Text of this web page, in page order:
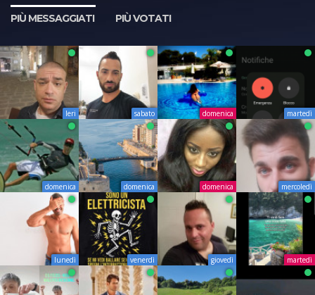
PIÙ MESSAGGIATI
PIÙ VOTATI
Ieri sabato domenica martedì
domenica domenica domenica mercoledì
lunedì venerdì giovedì martedì